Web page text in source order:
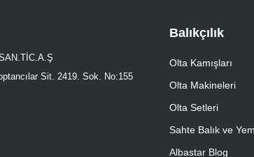
Sit. 2419. Sok. No:155
Balıkçılık
Olta Kamışları
Olta Makineleri
Olta Setleri
Sahte Balık ve
Albastar Blog